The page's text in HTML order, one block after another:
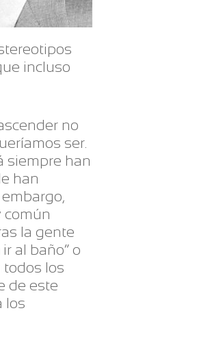
incluso
no
ser.
siempre han
han
común
la gente
al baño” o
todos los
de este
los